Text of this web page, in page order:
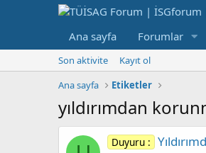
Ana sayfa Forumlar
Son aktivite
Kayıt ol
Ana sayfa
Etiketler
yıldırımdan
Duyuru :